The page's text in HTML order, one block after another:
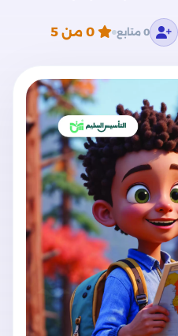
0 متابع 0 من 5